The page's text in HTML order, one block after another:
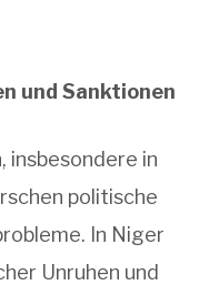
und Sanktionen
insbesondere in
politische
In Niger
Unruhen und